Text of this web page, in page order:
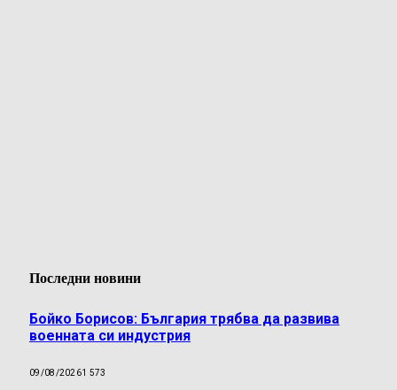
Последни новини
Бойко Борисов: България трябва да развива
военната си индустрия
09/08/20261 573